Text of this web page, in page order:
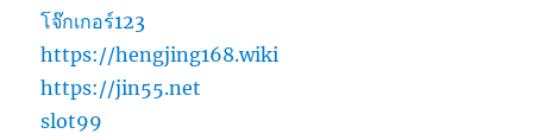
โจ๊กเกอร์123
https://hengjing168.wiki
https://jin55.net
slot99